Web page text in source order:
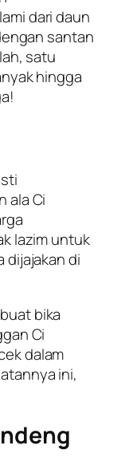
dari daun
santan
satu
hingga
ala Ci
lazim untuk
dijajakan di
bika
Ci
dalam
ini,